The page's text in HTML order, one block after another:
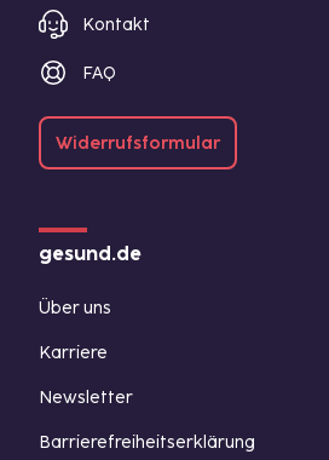
Kontakt
FAQ
Widerrufsformular
gesund.de
Über uns
Karriere
Newsletter
Barrierefreiheitserklärung